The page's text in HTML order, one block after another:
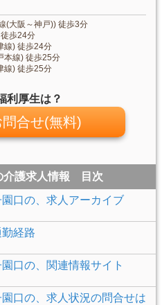
(大阪～神戸)) 徒歩3分
歩24分
線) 徒歩24分
本線) 徒歩25分
線) 徒歩25分
利厚生は？
合せ(無料)
介護求人情報 目次
口の、求人アーカイブ
経路
口の、関連情報サイト
口の、求人状況の問合せは